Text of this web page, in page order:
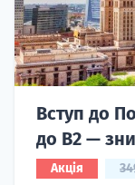
Вступ до
до B2 —
Акція